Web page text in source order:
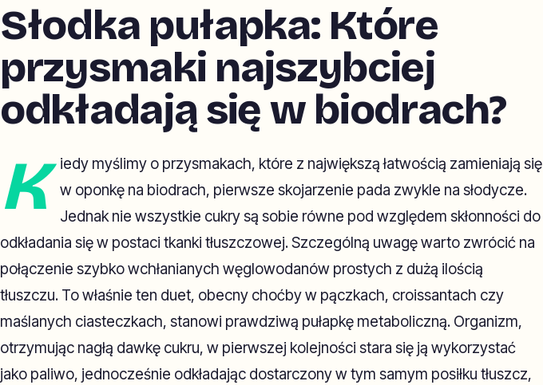
Słodka pułapka: Które
przysmaki najszybciej
odkładają się w biodrach?
K
iedy myślimy o przysmakach, które z największą łatwością zamieniają się
w oponkę na biodrach, pierwsze skojarzenie pada zwykle na słodycze.
Jednak nie wszystkie cukry są sobie równe pod względem skłonności do
odkładania się w postaci tkanki tłuszczowej. Szczególną uwagę warto zwrócić na
połączenie szybko wchłanianych węglowodanów prostych z dużą ilością
tłuszczu. To właśnie ten duet, obecny choćby w pączkach, croissantach czy
maślanych ciasteczkach, stanowi prawdziwą pułapkę metaboliczną. Organizm,
otrzymując nagłą dawkę cukru, w pierwszej kolejności stara się ją wykorzystać
jako paliwo, jednocześnie odkładając dostarczony w tym samym posiłku tłuszcz,